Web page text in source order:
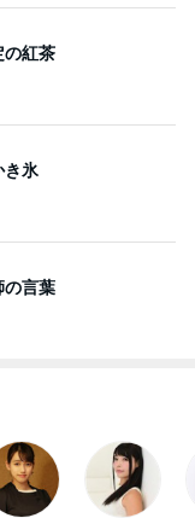
の紅茶
き氷
の言葉